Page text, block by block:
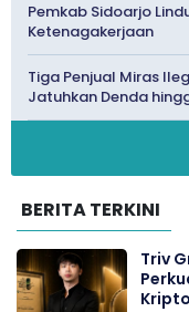
Pemkab Sidoarjo
Ketenagakerjaan
Tiga Penjual Miras
Jatuhkan Denda
BERITA TERKINI
Triv